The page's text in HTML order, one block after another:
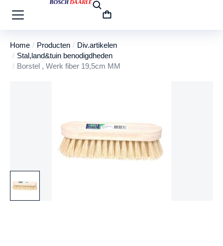
Je bent hier:
Home Producten
Div.artikelen
Stal,land&tuin benodigdheden
Borstel , Werk fiber 19,5cm MM